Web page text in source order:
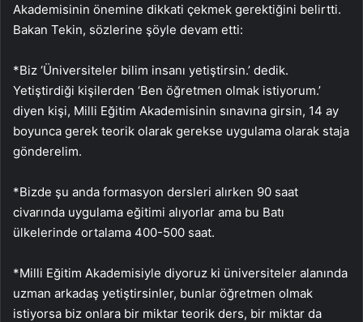
Akademisinin önemine dikkati çekmek gerektiğini belirtti.
Bakan Tekin, sözlerine şöyle devam etti:
*Biz ‘Üniversiteler bilim insanı yetiştirsin.’ dedik.
Yetiştirdiği kişilerden ‘Ben öğretmen olmak istiyorum.’
diyen kişi, Milli Eğitim Akademisinin sınavına girsin, 14 ay
boyunca gerek teorik olarak gerekse uygulama olarak staja
gönderelim.
*Bizde şu anda formasyon dersleri alırken 90 saat
civarında uygulama eğitimi alıyorlar ama bu Batı
ülkelerinde ortalama 400-500 saat.
*Milli Eğitim Akademisiyle diyoruz ki üniversiteler alanında
uzman arkadaş yetiştirsinler, bunlar öğretmen olmak
istiyorsa biz onlara bir miktar teorik ders, bir miktar da